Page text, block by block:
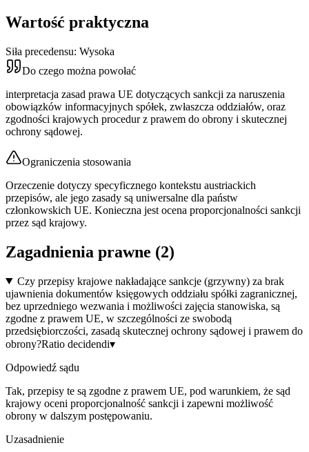
Wartość praktyczna
Siła precedensu: Wysoka
Do czego można powołać
interpretacja zasad prawa UE dotyczących sankcji za naruszenia
obowiązków informacyjnych spółek, zwłaszcza oddziałów, oraz
zgodności krajowych procedur z prawem do obrony i skutecznej
ochrony sądowej.
Ograniczenia stosowania
Orzeczenie dotyczy specyficznego kontekstu austriackich
przepisów, ale jego zasady są uniwersalne dla państw
członkowskich UE. Konieczna jest ocena proporcjonalności sankcji
przez sąd krajowy.
Zagadnienia prawne (2)
Czy przepisy krajowe nakładające sankcje (grzywny) za brak
ujawnienia dokumentów księgowych oddziału spółki zagranicznej,
bez uprzedniego wezwania i możliwości zajęcia stanowiska, są
zgodne z prawem UE, w szczególności ze swobodą
przedsiębiorczości, zasadą skutecznej ochrony sądowej i prawem do
obrony?Ratio decidendi▾
Odpowiedź sądu
Tak, przepisy te są zgodne z prawem UE, pod warunkiem, że sąd
krajowy oceni proporcjonalność sankcji i zapewni możliwość
obrony w dalszym postępowaniu.
Uzasadnienie